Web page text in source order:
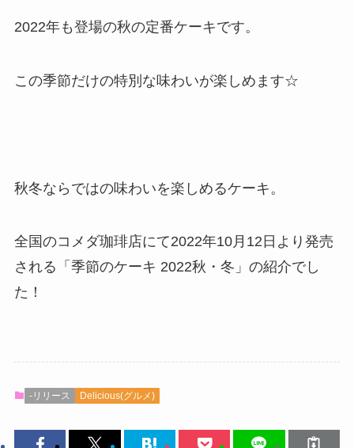
2022年も登場の秋の定番ケーキです。
この季節だけの特別な味わいが楽しめます☆
秋冬ならではの味わいを楽しめるケーキ。
全国のコメダ珈琲店にて2022年10月12日より発売
される「季節のケーキ 2022秋・冬」の紹介でし
た！
-リリース Delicious(グルメ)